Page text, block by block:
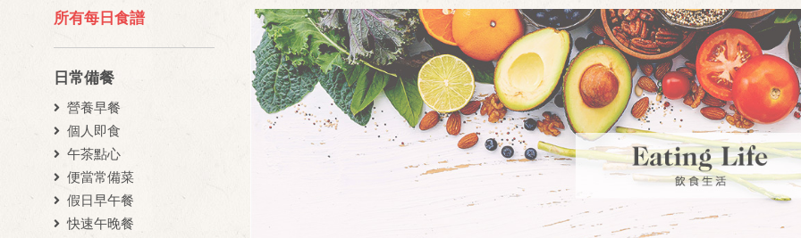
所有每日食譜
日常備餐
營養早餐
個人即食
午茶點心
便當常備菜
假日早午餐
快速午晚餐